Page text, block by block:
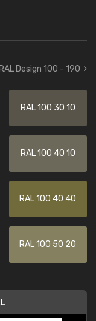
Design 100 - 190
RAL 100 30 10
RAL 100 40 10
RAL 100 40 40
RAL 100 50 20